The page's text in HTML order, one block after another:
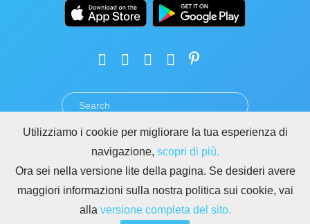
PRIVACY GDPR
ABUSO
REGOLE PER I SITI DI BITRIX24
Copyright © 2026 Bitrix24
Utilizziamo i cookie per migliorare la tua esperienza di
navigazione, scopri di più.
Ora sei nella versione lite della pagina. Se desideri avere
maggiori informazioni sulla nostra politica sui cookie, vai
alla versione completa del sito.